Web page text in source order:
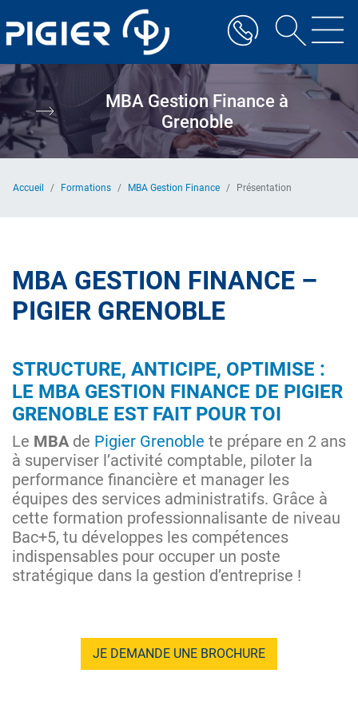
au
contenu
MBA Gestion Finance à
Grenoble
Accueil Formations MBA Gestion Finance Présentation
MBA GESTION FINANCE –
PIGIER GRENOBLE
STRUCTURE, ANTICIPE, OPTIMISE :
LE MBA GESTION FINANCE DE PIGIER
GRENOBLE EST FAIT POUR TOI
Le MBAde Pigier Grenoble te prépare en 2 ans
à superviser l’activité comptable, piloter la
performance financière et manager les
équipes des services administratifs. Grâce à
cette formation professionnalisante de niveau
Bac+5, tu développes les compétences
indispensables pour occuper un poste
stratégique dans la gestion d’entreprise !
JE DEMANDE UNE BROCHURE